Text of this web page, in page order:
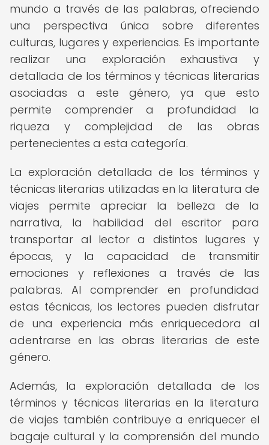
mundo a través de las palabras, ofreciendo
una perspectiva única sobre diferentes
culturas, lugares y experiencias. Es importante
realizar una exploración exhaustiva y
detallada de los términos y técnicas literarias
asociadas a este género, ya que esto
permite comprender a profundidad la
riqueza y complejidad de las obras
pertenecientes a esta categoría.
La exploración detallada de los términos y
técnicas literarias utilizadas en la literatura de
viajes permite apreciar la belleza de la
narrativa, la habilidad del escritor para
transportar al lector a distintos lugares y
épocas, y la capacidad de transmitir
emociones y reflexiones a través de las
palabras. Al comprender en profundidad
estas técnicas, los lectores pueden disfrutar
de una experiencia más enriquecedora al
adentrarse en las obras literarias de este
género.
Además, la exploración detallada de los
términos y técnicas literarias en la literatura
de viajes también contribuye a enriquecer el
bagaje cultural y la comprensión del mundo